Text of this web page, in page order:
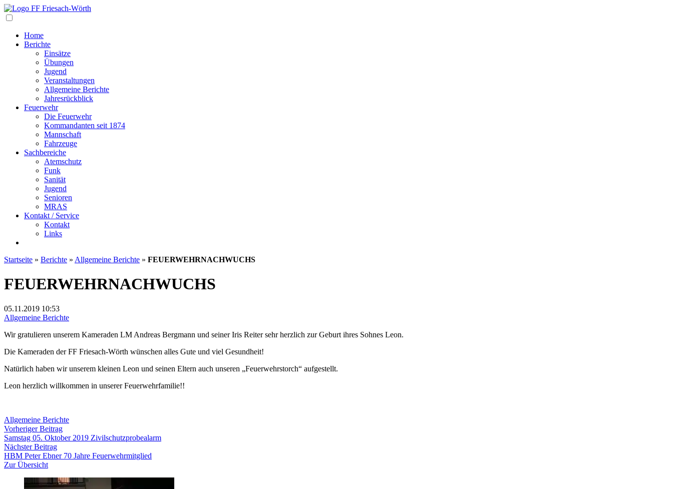
Home
Berichte
Einsätze
Übungen
Jugend
Veranstaltungen
Allgemeine Berichte
Jahresrückblick
Feuerwehr
Die Feuerwehr
Kommandanten seit 1874
Mannschaft
Fahrzeuge
Sachbereiche
Atemschutz
Funk
Sanität
Jugend
Senioren
MRAS
Kontakt / Service
Kontakt
Links
Startseite » Berichte » Allgemeine Berichte » FEUERWEHRNACHWUCHS
FEUERWEHRNACHWUCHS
05.11.2019 10:53
Allgemeine Berichte
Wir gratulieren unserem Kameraden LM Andreas Bergmann und seiner Iris Reiter sehr herzlich zur Geburt ihres Sohnes Leon.
Die Kameraden der FF Friesach-Wörth wünschen alles Gute und viel Gesundheit!
Natürlich haben wir unserem kleinen Leon und seinen Eltern auch unseren „Feuerwehrstorch“ aufgestellt.
Leon herzlich willkommen in unserer Feuerwehrfamilie!!
Allgemeine Berichte
Beitragsnavigation
Vorheriger BeitragVorheriger
Beitrag:
Samstag 05. Oktober 2019 Zivilschutzprobealarm
Nächster BeitragNächster
Beitrag:
HBM Peter Ebner 70 Jahre Feuerwehrmitglied
Zur Übersicht